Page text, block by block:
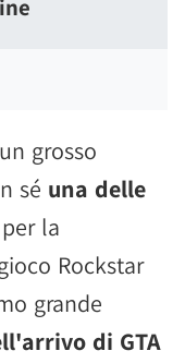
grosso
sé una delle
la
Rockstar
grande
di GTA